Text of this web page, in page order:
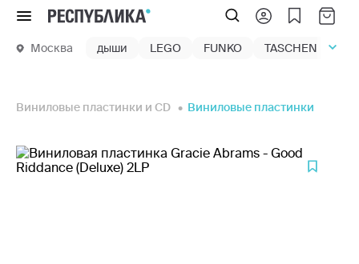
Меню
Москва дыши LEGO FUNKO TASCHEN
Виниловые пластинки и CD Виниловые пластинки